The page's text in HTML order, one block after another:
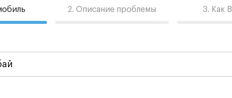
2. Описание проблемы 3. Как